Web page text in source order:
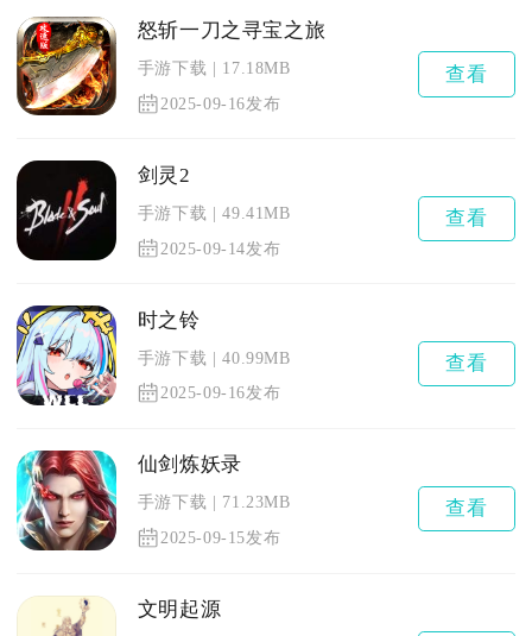
怒斩一刀之寻宝之旅
手游下载
17.18MB
2025-09-16发布
查看
剑灵2
手游下载
49.41MB
2025-09-14发布
查看
时之铃
手游下载
40.99MB
2025-09-16发布
查看
仙剑炼妖录
手游下载
71.23MB
2025-09-15发布
查看
文明起源